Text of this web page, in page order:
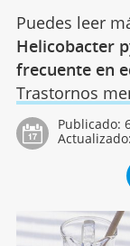
Puedes leer
Helicobacter
frecuente en
Trastornos
Publicado:
Actualizado: